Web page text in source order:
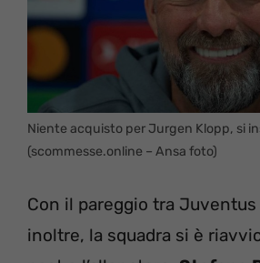
Niente acquisto per Jurgen Klopp, si
(scommesse.online – Ansa foto)
Con il pareggio tra
inoltre, la squadra si è